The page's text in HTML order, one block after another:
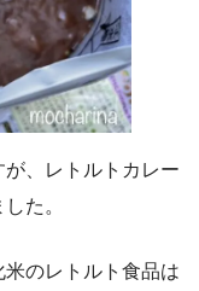
、レトルトカレー
た。
のレトルト食品は